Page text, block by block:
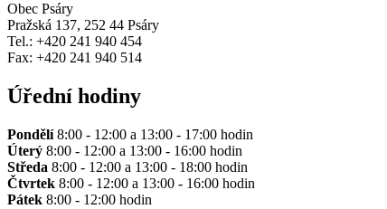
Obec Psáry
Pražská 137, 252 44 Psáry
Tel.: +420 241 940 454
Fax: +420 241 940 514
Úřední hodiny
Pondělí8:00 - 12:00 a 13:00 - 17:00 hodin
Úterý 8:00 - 12:00 a 13:00 - 16:00 hodin
Středa 8:00 - 12:00 a 13:00 - 18:00 hodin
Čtvrtek 8:00 - 12:00 a 13:00 - 16:00 hodin
Pátek 8:00 - 12:00 hodin